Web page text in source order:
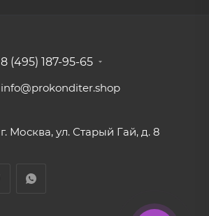
8 (495) 187-95-65
info@prokonditer.shop
г. Москва, ул. Старый Гай, д. 8